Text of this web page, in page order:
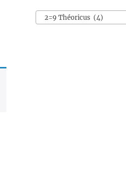
2=9 Théoricus (4)